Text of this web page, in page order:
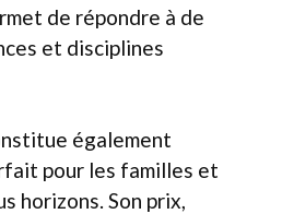
de répondre à de
et disciplines
également
pour les familles et
horizons. Son prix,